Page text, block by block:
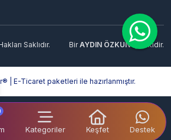
Kategoriler Keşfet Destek
Saklıdır. BirAYDIN ÖZKUNİştirakidir.
| E-Ticaret paketleri ile hazırlanmıştır.